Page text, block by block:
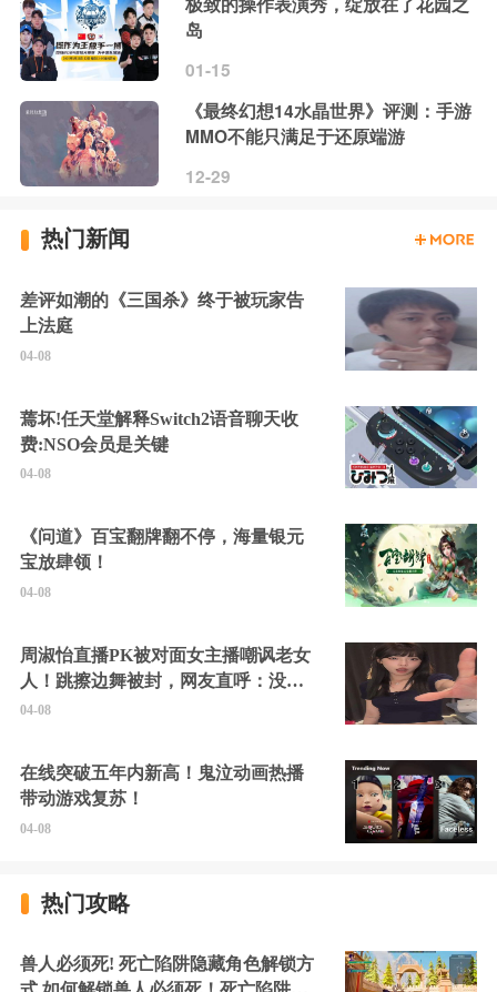
岛
01-15
《最终幻想14水晶世界》评测：手游
MMO不能只满足于还原端游
12-29
热门新闻
差评如潮的《三国杀》终于被玩家告
上法庭
04-08
蔫坏!任天堂解释Switch2语音聊天收
费:NSO会员是关键
04-08
《问道》百宝翻牌翻不停，海量银元
宝放肆领！
04-08
周淑怡直播PK被对面女主播嘲讽老女
人！跳擦边舞被封，网友直呼：没边
硬擦封的好！
04-08
在线突破五年内新高！鬼泣动画热播
带动游戏复苏！
04-08
热门攻略
兽人必须死! 死亡陷阱隐藏角色解锁方